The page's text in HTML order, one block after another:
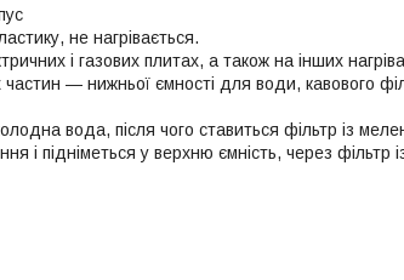
не нагрівається.
і газових плитах, а також на інших
— нижньої ємності для води, кавового
вода, після чого ставиться фільтр із
і підніметься у верхню ємність, через фільтр